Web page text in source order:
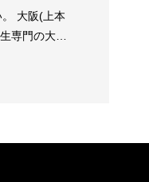
大阪(上本
専門の大学